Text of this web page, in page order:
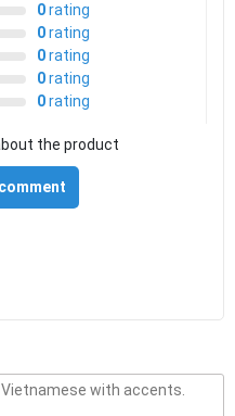
0rating
0rating
0rating
0rating
0rating
the product